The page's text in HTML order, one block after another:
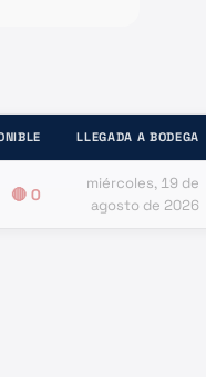
LLEGADA A BODEGA
🔴 0
miércoles, 19 de
agosto de 2026